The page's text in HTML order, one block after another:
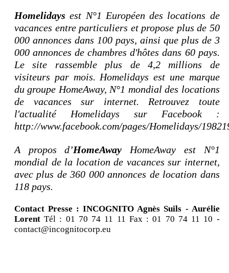
Homelidays est N°1 Européen des locations de
vacances entre particuliers et propose plus de 50
000 annonces dans 100 pays, ainsi que plus de 3
000 annonces de chambres d'hôtes dans 60 pays.
Le site rassemble plus de 4,2 millions de
visiteurs par mois. Homelidays est une marque
du groupe HomeAway, N°1 mondial des locations
de vacances sur internet. Retrouvez toute
l'actualité Homelidays sur Facebook :
http://www.facebook.com/pages/Homelidays/
A propos d’HomeAway HomeAway est N°1
mondial de la location de vacances sur internet,
avec plus de 360 000 annonces de location dans
118 pays.
Contact Presse : INCOGNITO Agnès Suils - Aurélie
Lorent Tél : 01 70 74 11 11 Fax : 01 70 74 11 10 -
contact@incognitocorp.eu